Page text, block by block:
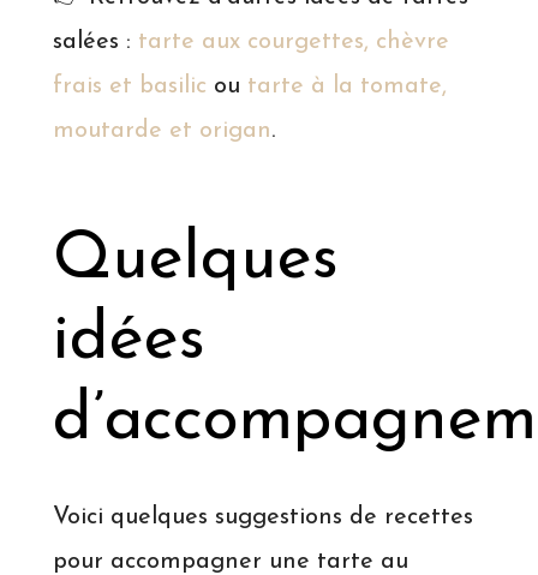
salées : tarte aux courgettes, chèvre
frais et basilic ou tarte à la tomate,
moutarde et origan.
Quelques
idées
Voici quelques suggestions de recettes
pour accompagner une tarte au